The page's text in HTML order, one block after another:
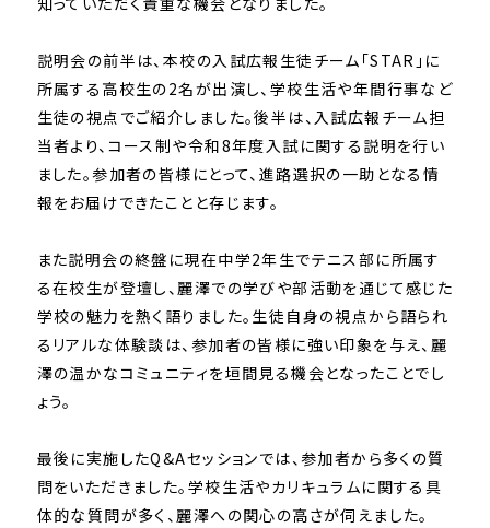
説明会の前半は、本校の入試広報生徒チーム「STAR」に
所属する高校生の2名が出演し、学校生活や年間行事など
生徒の視点でご紹介しました。後半は、入試広報チーム担
当者より、コース制や令和8年度入試に関する説明を行い
ました。参加者の皆様にとって、進路選択の一助となる情
報をお届けできたことと存じます。
また説明会の終盤に現在中学2年生でテニス部に所属す
る在校生が登壇し、麗澤での学びや部活動を通じて感じた
学校の魅力を熱く語りました。生徒自身の視点から語られ
るリアルな体験談は、参加者の皆様に強い印象を与え、麗
澤の温かなコミュニティを垣間見る機会となったことでし
ょう。
最後に実施したQ&Aセッションでは、参加者から多くの質
問をいただきました。学校生活やカリキュラムに関する具
体的な質問が多く、麗澤への関心の高さが伺えました。